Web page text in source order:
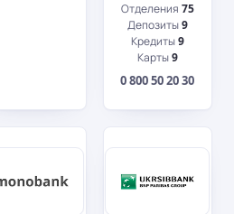
Отделения 75
Депозиты9
Кредиты9
Карты9
0 800 50 20 30